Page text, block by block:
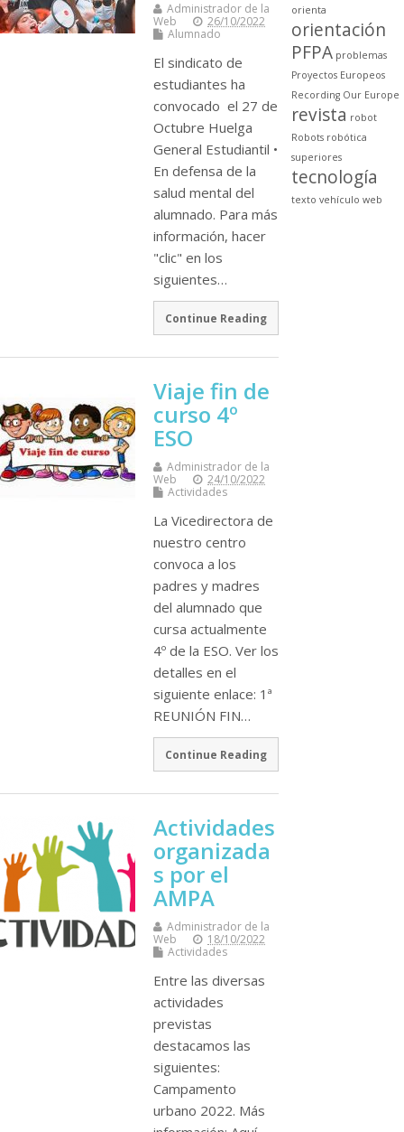
Administrador de la
Web
26/10/2022
Alumnado
El sindicato de
estudiantes ha
convocado el 27 de
Octubre Huelga
General Estudiantil •
En defensa de la
salud mental del
alumnado. Para más
información, hacer
"clic" en los
siguientes…
Continue Reading
Viaje fin de
curso 4º
ESO
Administrador de la
Web
24/10/2022
Actividades
La Vicedirectora de
nuestro centro
convoca a los
padres y madres
del alumnado que
cursa actualmente
4º de la ESO. Ver los
detalles en el
siguiente enlace: 1ª
REUNIÓN FIN…
Continue Reading
Actividades
organizada
s por el
AMPA
Administrador de la
Web
18/10/2022
Actividades
Entre las diversas
actividades
previstas
destacamos las
siguientes:
Campamento
urbano 2022. Más
orienta
orientación
PFPA problemas
Proyectos Europeos
Recording Our Europe
revista robot
Robots robótica
superiores
tecnología
texto vehículo web